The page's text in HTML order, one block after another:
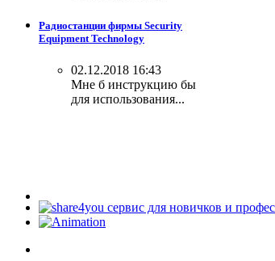
Радиостанции фирмы Security
Equipment Technology
02.12.2018 16:43
Мне б инструкцию бы
для использования...